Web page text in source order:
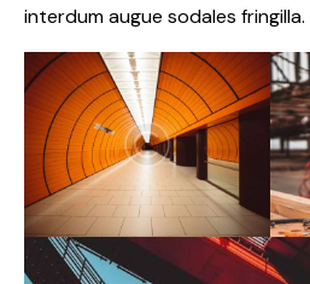
interdum augue sodales fringilla.